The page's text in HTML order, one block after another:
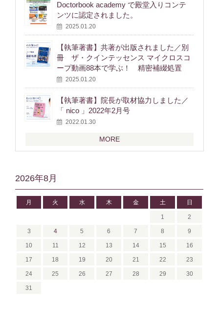
Doctorbook academy で殿堂入りコンテ
ンツに認定されました。
2025.01.20
【執筆著書】共著が出版されました／別
冊 ザ・クインテッセンス マイクロスコ
ープ動画88本で学ぶ！ 精密補綴処置
2025.01.20
【執筆著書】院長が取材協力しました／
「 nico 」2022年2月号
2022.01.30
MORE
2026年8月
月 火 水 木 金 土 日
1 2
3 4 5 6 7 8 9
10 11 12 13 14 15 16
17 18 19 20 21 22 23
24 25 26 27 28 29 30
31